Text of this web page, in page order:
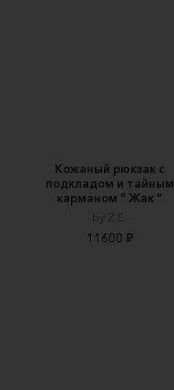
Кожаный рюкзак с
подкладом и тайным
карманом “ Жак “
by Z.E.
11600 ₽